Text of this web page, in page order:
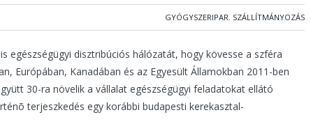
GYÓGYSZERIPAR, SZÁLLÍTMÁNYOZÁS
egészségügyi disztribúciós hálózatát, hogy kövesse a szféra
Európában, Kanadában és az Egyesült Államokban 2011-ben
30-ra növelik a vállalat egészségügyi feladatokat ellátó
terjeszkedés egy korábbi budapesti kerekasztal-